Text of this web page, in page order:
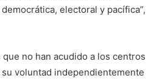
electoral y pacífica”,
no han acudido a los centros
voluntad independientemente